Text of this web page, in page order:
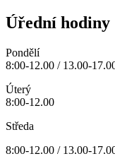
Úřední hodiny
Pondělí
8:00-12.00 / 13.00-
Úterý
8:00-12.00
Středa
8:00-12.00 / 13.00-